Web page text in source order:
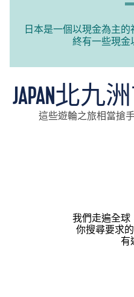
日本是一個以現金為主
終有一些現金
JAPAN北九
這些遊輪之旅相當搶
我們走遍全球
你搜尋要求
有